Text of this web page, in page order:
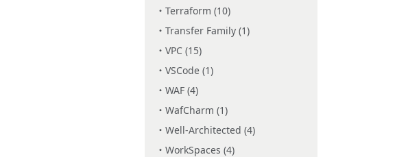
Terraform (10)
Transfer Family (1)
VPC (15)
VSCode (1)
WAF (4)
WafCharm (1)
Well-Architected (4)
WorkSpaces (4)